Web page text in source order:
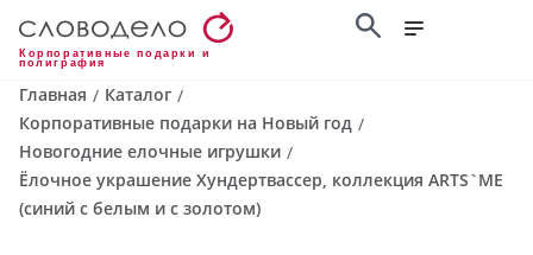
Корпоративные подарки и
полиграфия
Главная / Каталог /
Корпоративные подарки на Новый год /
Новогодние елочные игрушки /
Ёлочное украшение Хундертвассер, коллекция ARTS`ME
(синий с белым и с золотом)